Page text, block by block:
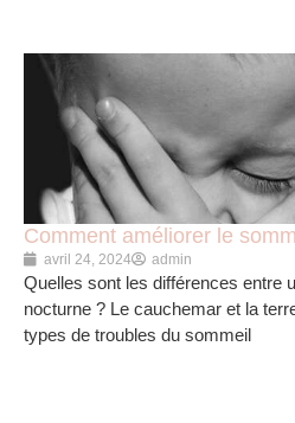
Comment améliorer le
avril 24, 2024 admin
Quelles sont les différences entre
nocturne ? Le cauchemar et la
types de troubles du sommeil